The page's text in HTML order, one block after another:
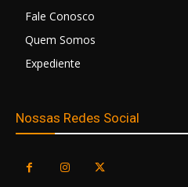
Fale Conosco
Quem Somos
Expediente
Nossas Redes Social